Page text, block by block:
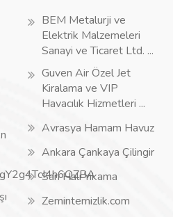
BEM Metalurji ve
Elektrik Malzemeleri
Sanayi ve Ticaret Ltd. ...
Guven Air Özel Jet
Kiralama ve VIP
Havacılık Hizmetleri ...
Avrasya Hamam Havuz
Ankara Çankaya Çilingir
Sarı Halı Yıkama
Zemintemizlik.com